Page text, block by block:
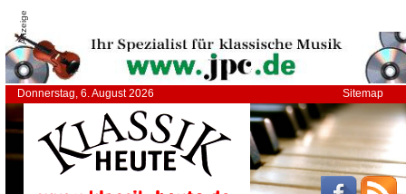
Anzeige
Donnerstag, 6. August 2026 Sitemap